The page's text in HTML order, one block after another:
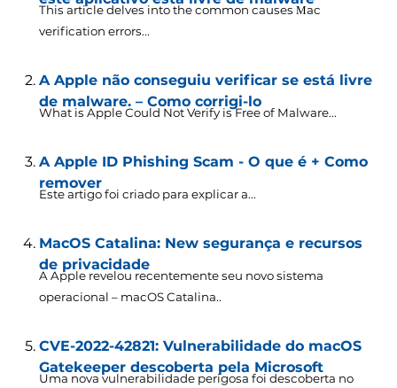
This article delves into the common causes Мac
verification errors...
A Apple não conseguiu verificar se está livre
de malware. – Como corrigi-lo
What is Apple Could Not Verify is Free of Malware...
A Apple ID Phishing Scam - O que é + Como
remover
Este artigo foi criado para explicar a...
MacOS Catalina: New segurança e recursos
de privacidade
A Apple revelou recentemente seu novo sistema
operacional – macOS Catalina..
CVE-2022-42821: Vulnerabilidade do macOS
Gatekeeper descoberta pela Microsoft
Uma nova vulnerabilidade perigosa foi descoberta no